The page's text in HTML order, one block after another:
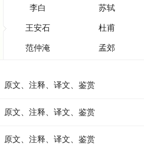
李白 苏轼
王安石 杜甫
范仲淹 孟郊
原文、注释、译文、鉴赏
原文、注释、译文、鉴赏
原文、注释、译文、鉴赏